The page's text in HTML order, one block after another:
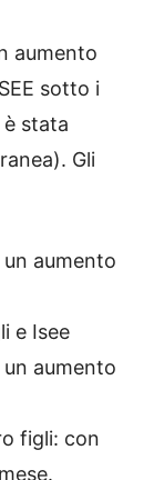
aumento
sotto i
stata
Gli
aumento
e Isee
aumento
figli: con